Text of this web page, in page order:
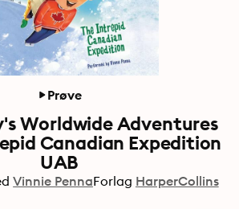
Prøve
Worldwide Adventures
Canadian Expedition
UAB
Vinnie PennaForlag HarperCollins